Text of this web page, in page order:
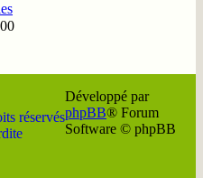
réservés
Développé par
phpBB® Forum
Software © phpBB